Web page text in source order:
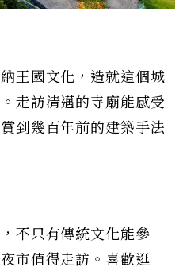
王國文化，造就這個城
走訪清邁的寺廟能感受
到幾百年前的建築手法
不只有傳統文化能參
市值得走訪。喜歡逛